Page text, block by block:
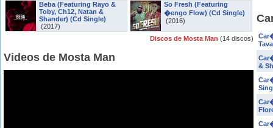
Beba (Featuring Rayo &
Toby, Ch12, Natan &
Shander) (Cd Single)
(2017)
So Fresh (Featuring
�engo Flow) (Cd Single)
(2016)
Discos de Mosta Man (14 discos)
Videos de Mosta Man
&